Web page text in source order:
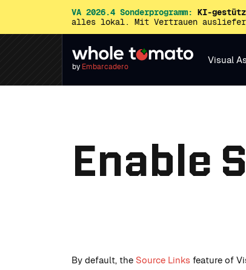
VA 2026.4 Sonderprogramm: KI-
alles lokal. Mit Vertrauen
by Embarcadero
Visual
Enable
By default, the Source Links feature of